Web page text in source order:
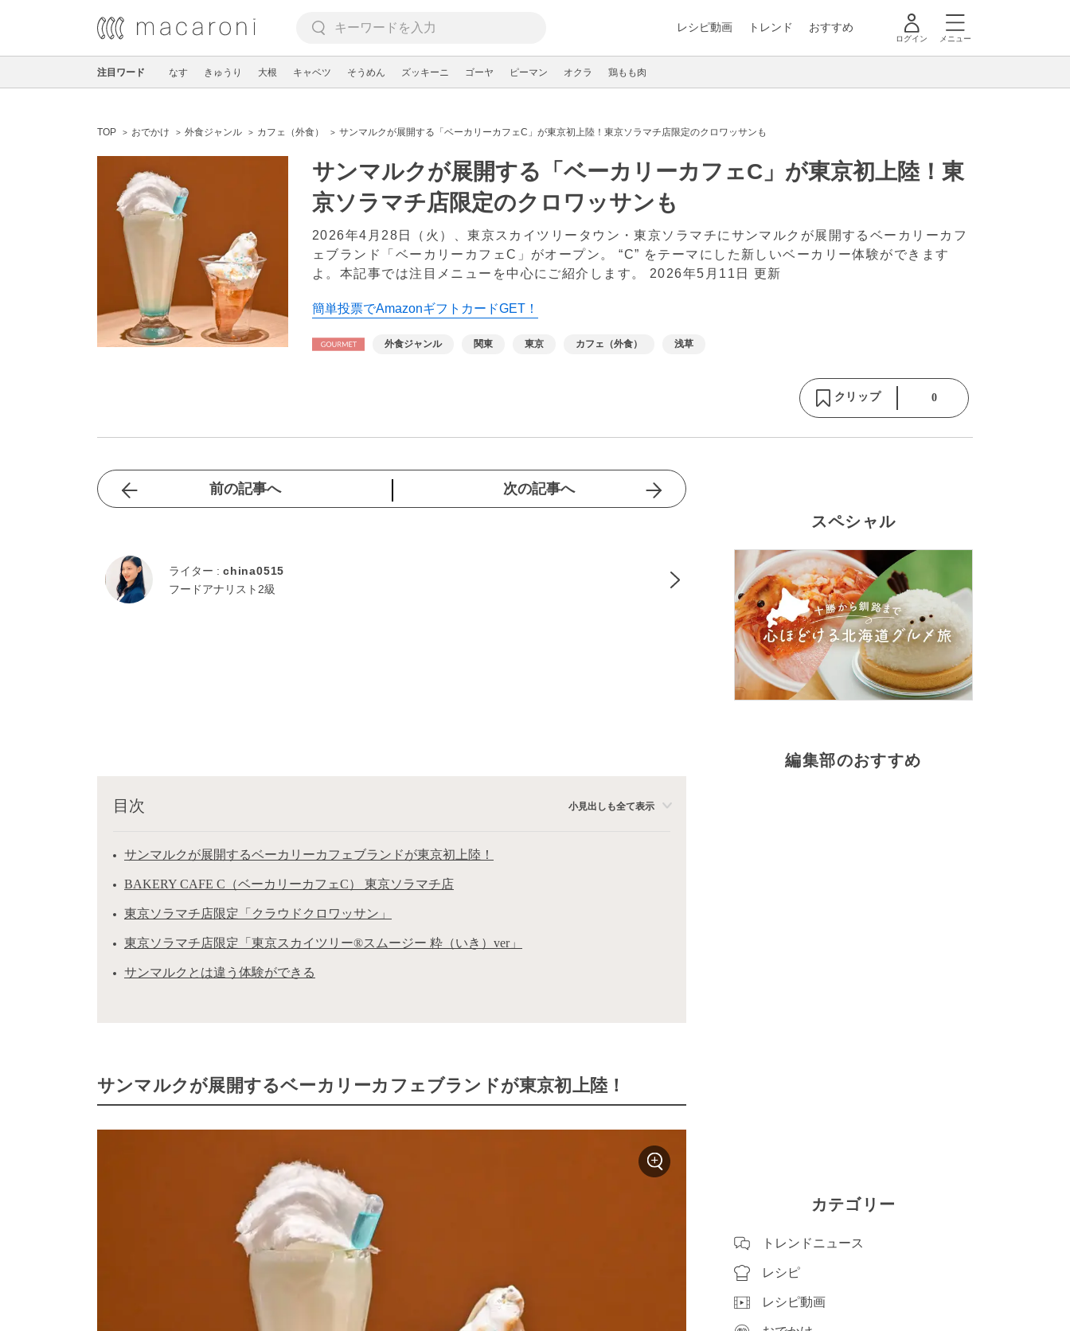
レシピ動画 トレンド おすすめ
ログイン メニュー
注目ワード なす きゅうり 大根 キャベツ そうめん ズッキーニ ゴーヤ ピーマン オクラ 鶏もも肉
TOP おでかけ 外食ジャンル カフェ（外食） サンマルクが展開する「ベーカリーカフェC」が東京初上陸！東京ソラマチ店限定のクロワッサンも
サンマルクが展開する「ベーカリーカフェC」が東京初上陸！東
京ソラマチ店限定のクロワッサンも
2026年4月28日（火）、東京スカイツリータウン・東京ソラマチにサンマルクが展開するベーカリーカフ
ェブランド「ベーカリーカフェC」がオープン。 “C” をテーマにした新しいベーカリー体験ができます
よ。本記事では注目メニューを中心にご紹介します。 2026年5月11日 更新
簡単投票でAmazonギフトカードGET！
外食ジャンル 関東 東京 カフェ（外食） 浅草
クリップ 0
前の記事へ 次の記事へ
ライター : china0515
フードアナリスト2級
目次 小見出しも全て表示
サンマルクが展開するベーカリーカフェブランドが東京初上陸！
BAKERY CAFE C（ベーカリーカフェC） 東京ソラマチ店
東京ソラマチ店限定「クラウドクロワッサン」
東京ソラマチ店限定「東京スカイツリー®スムージー 粋（いき）ver」
サンマルクとは違う体験ができる
サンマルクが展開するベーカリーカフェブランドが東京初上陸！
スペシャル
編集部のおすすめ
カテゴリー
トレンドニュース
レシピ
レシピ動画